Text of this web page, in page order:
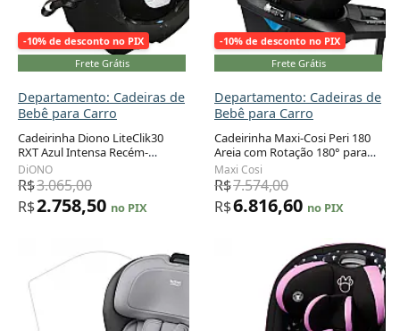
-10% de desconto no PIX
Frete Grátis
Departamento: Cadeiras de
Bebê para Carro
Cadeirinha Diono LiteClik30
RXT Azul Intensa Recém-
nascido a 13,6 kg com Barra
Antirrotação
DiONO
R$3.065,00
R$2.758,50 no PIX
-10% de desconto no PIX
Frete Grátis
Departamento: Cadeiras de
Bebê para Carro
Cadeirinha Maxi-Cosi Peri 180
Areia com Rotação 180° para
Bebê de 1,8 a 13,6 kg
Maxi Cosi
R$7.574,00
R$6.816,60 no PIX
Adicionar ao carrinho Adicionar ao carrinho